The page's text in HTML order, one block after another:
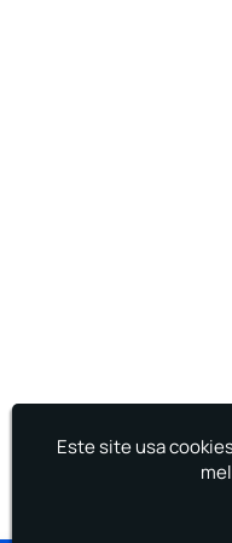
Este site usa